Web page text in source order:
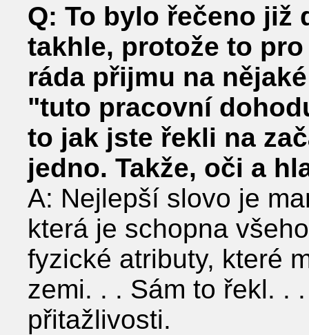
Q: To bylo řečeno již
takhle, protože to
ráda přijmu na
"tuto pracovní
to jak jste řekli na
jedno. Takže, oči a
A: Nejlepší slovo je
která je schopna
fyzické atributy, které
zemi. . . Sám to řekl. .
přitažlivosti.